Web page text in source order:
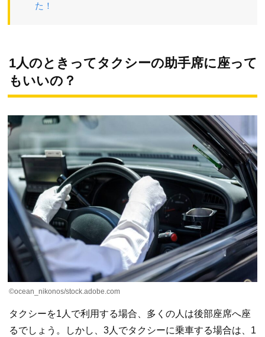
た！
1人のときってタクシーの助手席に座って
もいいの？
©ocean_nikonos/stock.adobe.com
タクシーを1人で利用する場合、多くの人は後部座席へ座
るでしょう。しかし、3人でタクシーに乗車する場合は、1